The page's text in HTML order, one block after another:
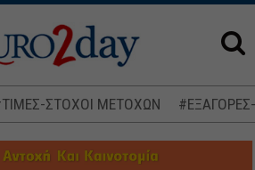
ΣΤΟΧΟΙ ΜΕΤΟΧΩΝ